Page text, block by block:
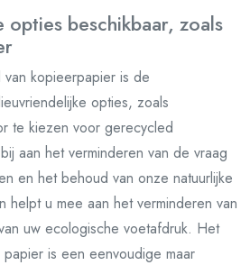
beschikbaar, zoals
kopieerpapier is de
opties, zoals
te kiezen voor gerecycled
aan het verminderen van de vraag
en het behoud van onze natuurlijke
helpt u mee aan het verminderen van
uw ecologische voetafdruk. Het
is een eenvoudige maar